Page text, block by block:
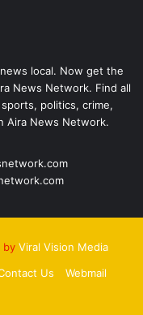
local. Now get the
News Network. Find all
politics, crime,
Aira News Network.
by Viral Vision Media
Us
Webmail